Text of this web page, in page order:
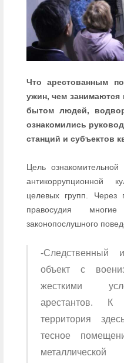
Что арестованным
ужин, чем занимаются
бытом людей,
ознакомились
станций и субъектов
Цель
антикоррупционной
целевых групп. Через
правосудия
законопослушного
-Следственный
объект с
жесткими
арестантов. К
территория
тесное